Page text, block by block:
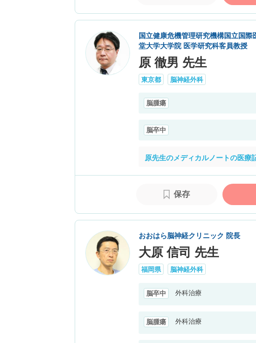
国立健康危機管理研究機構国立国
堂大学大学院 医学研究科客員教授
原 徹男 先生
東京都 脳神経外科
脳腫瘍
脳卒中
原先生のメディカルノートの医療
保存
おおはら脳神経クリニック 院長
大原 信司 先生
福岡県 脳神経外科
脳卒中 外科治療
脳腫瘍 外科治療